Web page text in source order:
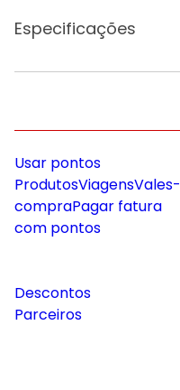
Especificações
Usar pontos
ProdutosViagensVales-
compraPagar fatura
com pontos
Descontos
Parceiros